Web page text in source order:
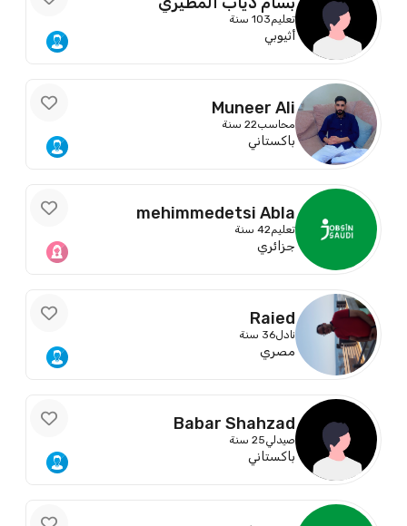
تعليم 103 سنة
أثيوبي
Muneer Ali
محاسب22 سنة
باكستاني
mehimmedetsi Abla
تعليم 42 سنة
جزائري
Raied
نادل36 سنة
مصري
Babar Shahzad
صيدلي25 سنة
باكستاني